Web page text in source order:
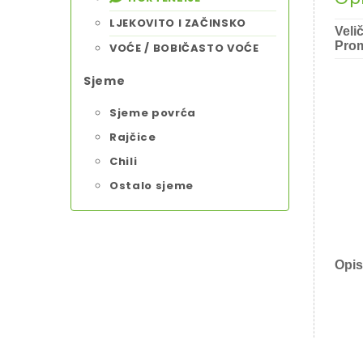
LJEKOVITO I ZAČINSKO
VOĆE / BOBIČASTO VOĆE
Sjeme
Sjeme povrća
Rajčice
Chili
Ostalo sjeme